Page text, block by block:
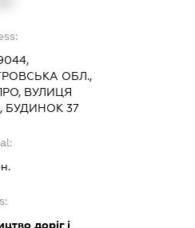
ОБЛ.,
ВУЛИЦЯ
БУДИНОК 37
доріг і